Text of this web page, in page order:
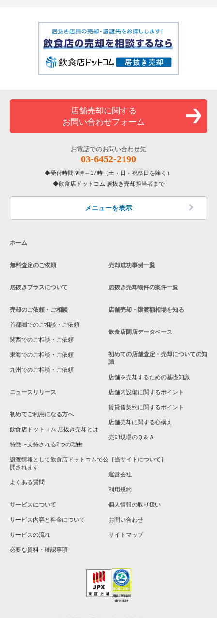
店舗売却に関する
お問い合わせフォーム
お電話でのお問い合わせ先
03-6452-2190
受付時間 9時～17時（土・日・祝祭日を除く）
飲食店ドットコム 居抜き売却担当者まで
メニューを表示
ホーム
無料査定のご依頼
居抜きプラスについて
売却のご依頼・ご相談
首都圏でのご相談・ご依頼
関西でのご相談・ご依頼
東海でのご相談・ご依頼
九州でのご相談・ご依頼
ニュースリリース
初めてご利用になる方へ
飲食店ドットコム 居抜き売却とは
特徴〜支持される2つの理由
譲渡情報として飲食店ドットコムで公
開されます
よくある質問
サービスについて
サービス内容と料金について
サービスの流れ
必要な資料・確認事項
売却成功事例一覧
居抜き売却物件の案件一覧
店舗売却・譲渡額相場を知る
飲食店閉店データベース
初めての店舗査定・売却についての知
識
店舗を売却するための基礎知識
店舗内設備に関するポイント
賃貸借契約に関するポイント
店舗売却に関する心構え
売却現場のＱ＆Ａ
［当サイトについて］
運営会社
利用規約
個人情報の取り扱い
お問い合わせ
サイトマップ